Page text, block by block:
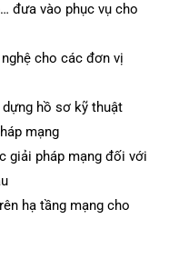
đưa vào phục vụ cho
cho các đơn vị
hồ sơ kỹ thuật
mạng
giải pháp mạng đối với
hạ tầng mạng cho